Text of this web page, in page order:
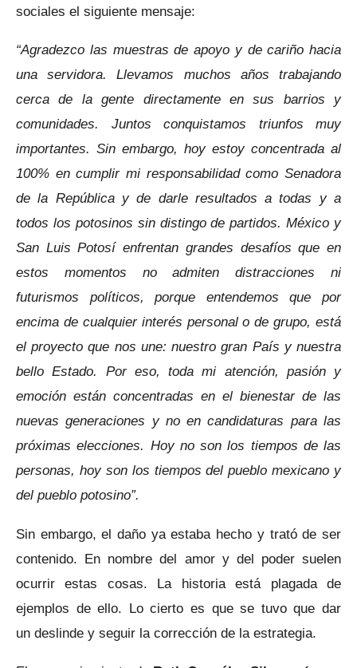
sociales el siguiente mensaje:
“Agradezco las muestras de apoyo y de cariño hacia
una servidora. Llevamos muchos años trabajando
cerca de la gente directamente en sus barrios y
comunidades. Juntos conquistamos triunfos muy
importantes. Sin embargo, hoy estoy concentrada al
100% en cumplir mi responsabilidad como Senadora
de la República y de darle resultados a todas y a
todos los potosinos sin distingo de partidos. México y
San Luis Potosí enfrentan grandes desafíos que en
estos momentos no admiten distracciones ni
futurismos políticos, porque entendemos que por
encima de cualquier interés personal o de grupo, está
el proyecto que nos une: nuestro gran País y nuestra
bello Estado. Por eso, toda mi atención, pasión y
emoción están concentradas en el bienestar de las
nuevas generaciones y no en candidaturas para las
próximas elecciones. Hoy no son los tiempos de las
personas, hoy son los tiempos del pueblo mexicano y
del pueblo potosino”.
Sin embargo, el daño ya estaba hecho y trató de ser
contenido. En nombre del amor y del poder suelen
ocurrir estas cosas. La historia está plagada de
ejemplos de ello. Lo cierto es que se tuvo que dar
un deslinde y seguir la corrección de la estrategia.